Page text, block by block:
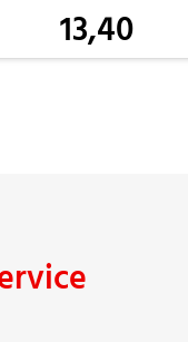
13,40